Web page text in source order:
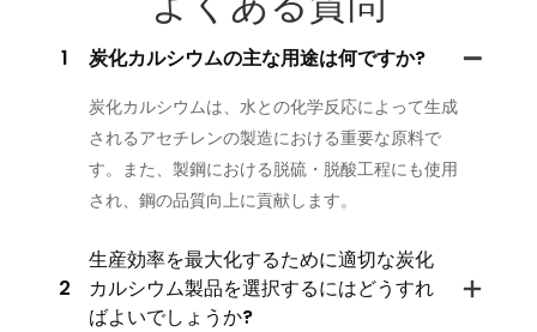
1 炭化カルシウムの主な用途は何ですか?
炭化カルシウムは、水との化学反応によって生成
されるアセチレンの製造における重要な原料で
す。また、製鋼における脱硫・脱酸工程にも使用
され、鋼の品質向上に貢献します。
2
生産効率を最大化するために適切な炭化
カルシウム製品を選択するにはどうすれ
ばよいでしょうか?